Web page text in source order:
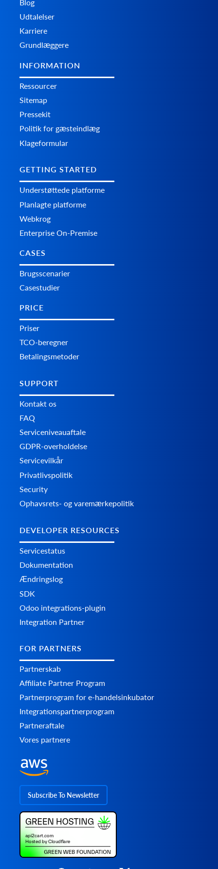
Blog
Udtalelser
Karriere
Grundlæggere
INFORMATION
Ressourcer
Sitemap
Pressekit
Politik for gæsteindlæg
Klageformular
GETTING STARTED
Understøttede platforme
Planlagte platforme
Webkrog
Enterprise On-Premise
CASES
Brugsscenarier
Casestudier
PRICE
Priser
TCO-beregner
Betalingsmetoder
SUPPORT
Kontakt os
FAQ
Serviceniveauaftale
GDPR-overholdelse
Servicevilkår
Privatlivspolitik
Security
Ophavsrets- og varemærkepolitik
DEVELOPER RESOURCES
Servicestatus
Dokumentation
Ændringslog
SDK
Odoo integrations-plugin
Integration Partner
FOR PARTNERS
Partnerskab
Affiliate Partner Program
Partnerprogram for e-handelsinkubator
Integrationspartnerprogram
Partneraftale
Vores partnere
Subscribe To Newsletter